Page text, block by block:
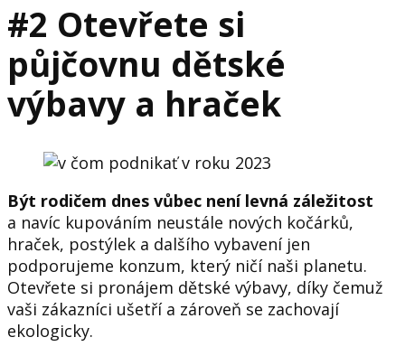
#2 Otevřete si
půjčovnu dětské
výbavy a hraček
Být rodičem dnes vůbec není levná záležitost
a navíc kupováním neustále nových kočárků,
hraček, postýlek a dalšího vybavení jen
podporujeme konzum, který ničí naši planetu.
Otevřete si pronájem dětské výbavy, díky čemuž
vaši zákazníci ušetří a zároveň se zachovají
ekologicky.